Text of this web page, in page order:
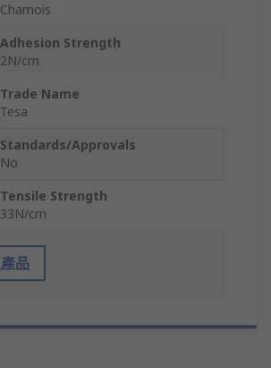
Chamois
Adhesion Strength
2N/cm
Trade Name
Tesa
Standards/Approvals
No
Tensile Strength
33N/cm
品